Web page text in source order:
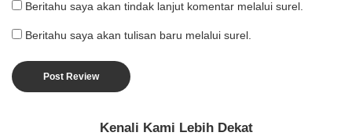
Beritahu saya akan tindak lanjut komentar melalui surel.
Beritahu saya akan tulisan baru melalui surel.
Kenali Kami Lebih Dekat